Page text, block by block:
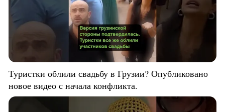
Туристки облили свадьбу в Грузии? Опубликовано
новое видео с начала конфликта.